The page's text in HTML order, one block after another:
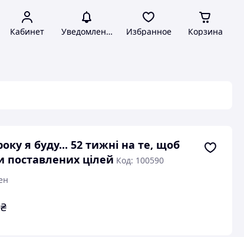
Кабинет Уведомления Избранное Корзина
я буду... 52 тижні на те, щоб
поставлених цілей Код: 100590
₴